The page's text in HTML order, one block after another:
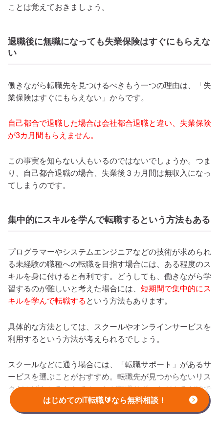
はじめてのIT転職🔰なら無料相談！
ことは覚えておきましょう。
退職後に無職になっても失業保険はすぐにもらえな
い
働きながら転職先を見つけるべきもう一つの理由は、「失
業保険はすぐにもらえない」からです。
自己都合で退職した場合は会社都合退職と違い、失業保険
が3カ月間もらえません。
この事実を知らない人もいるのではないでしょうか。つま
り、自己都合退職の場合、失業後３カ月間は無収入になっ
てしまうのです。
集中的にスキルを学んで転職するという方法もある
プログラマーやシステムエンジニアなどの技術が求められ
る未経験の職種への転職を目指す場合には、ある程度のス
キルを身に付けると有利です。どうしても、働きながら学
習するのが難しいと考えた場合には、 短期間で集中的にス
キルを学んで転職する という方法もあります。
具体的な方法としては、スクールやオンラインサービスを
利用するという方法が考えられるでしょう。
スクールなどに通う場合には、「転職サポート」があるサ
ービスを選ぶことがおすすめ。転職先が見つからないリス
クが下げられるからです。ただ転職サポートがあるだけで
なく、就職・転職の実績の高さもチェックしましょう。